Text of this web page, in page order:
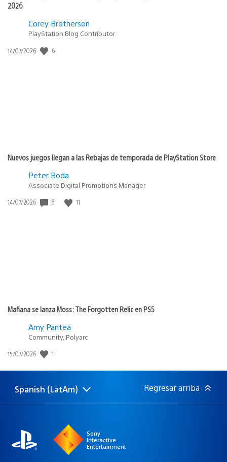
2026
Corey Brotherson
PlayStation Blog Contributor
Fecha
14/07/2026 6
Nuevos juegos llegan a las Rebajas de temporada de PlayStation Store
Peter Boda
Associate Digital Promotions Manager
Fecha
14/07/2026 8 11
Mañana se lanza Moss: The Forgotten Relic en PS5
Amy Pantea
Community, Polyarc
Fecha
publicación:
15/07/2026 1
Elige
una
Región
actual:
Spanish (LatAm) Regresar arriba
Sony
Interactive
Entertainment